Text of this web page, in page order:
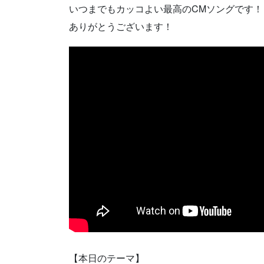
いつまでもカッコよい最高のCMソングです！
ありがとうございます！
【本日のテーマ】